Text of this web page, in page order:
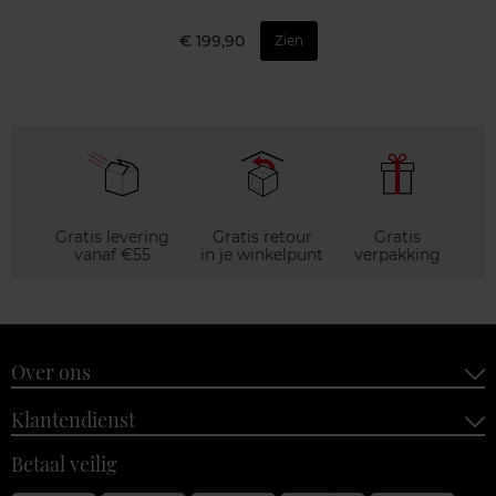
€ 199,90 Zien
Gratis levering
vanaf €55
Gratis retour
in je winkelpunt
Gratis
verpakking
Over ons
Klantendienst
Betaal veilig